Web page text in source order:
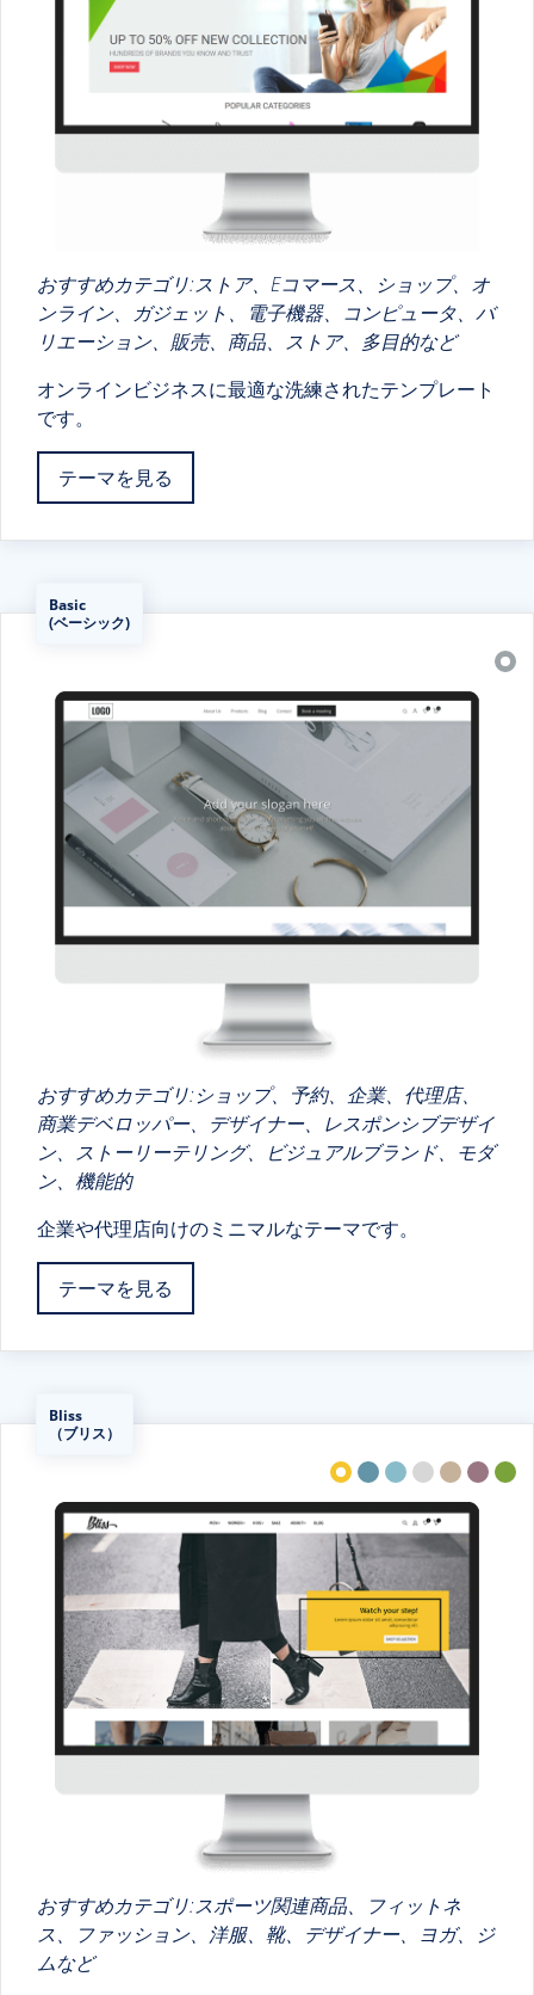
おすすめカテゴリ:ストア、Eコマース、ショップ、オ
ンライン、ガジェット、電子機器、コンピュータ、バ
リエーション、販売、商品、ストア、多目的など
オンラインビジネスに最適な洗練されたテンプレート
です。
テーマを見る
Basic
(ベーシック)
おすすめカテゴリ:ショップ、予約、企業、代理店、
商業デベロッパー、デザイナー、レスポンシブデザイ
ン、ストーリーテリング、ビジュアルブランド、モダ
ン、機能的
企業や代理店向けのミニマルなテーマです。
テーマを見る
Bliss
（ブリス）
おすすめカテゴリ:スポーツ関連商品、フィットネ
ス、ファッション、洋服、靴、デザイナー、ヨガ、ジ
ムなど